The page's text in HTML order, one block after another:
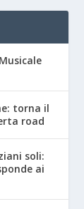
torna il
road
soli:
ai